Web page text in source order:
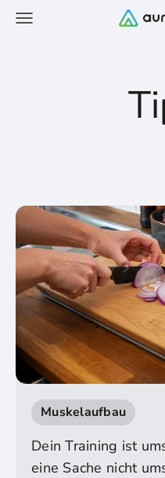
Skip to content
MenuSearch
Muskelaufbau
Dein Training ist
eine Sache nicht